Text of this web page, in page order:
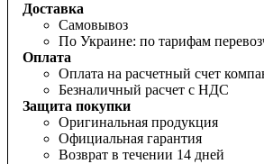
Доставка
Самовывоз
По Украине: по тарифам
Оплата
Оплата на расчетный счет
Безналичный расчет с НДС
Защита покупки
Оригинальная продукция
Официальная гарантия
Возврат в течении 14 дней